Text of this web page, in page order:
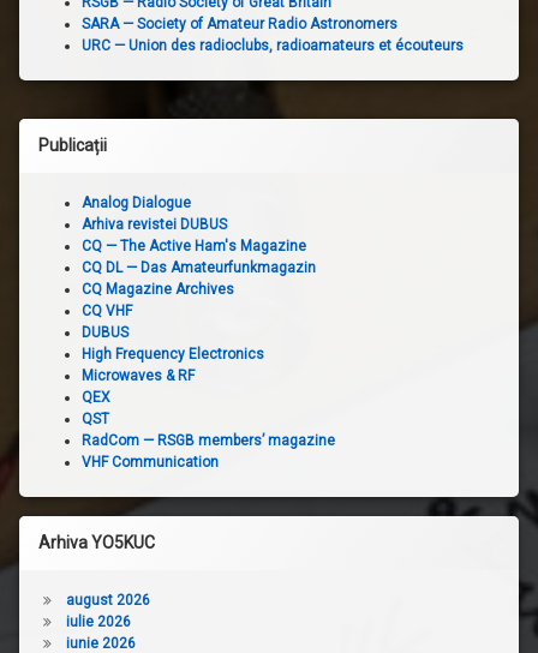
SARA — Society of Amateur Radio Astronomers
URC — Union des radioclubs, radioamateurs et écouteurs
Publicații
Analog Dialogue
Arhiva revistei DUBUS
CQ — The Active Ham's Magazine
CQ DL — Das Amateurfunkmagazin
CQ Magazine Archives
CQ VHF
DUBUS
High Frequency Electronics
Microwaves & RF
QEX
QST
RadCom — RSGB members’ magazine
VHF Communication
Arhiva YO5KUC
august 2026
iulie 2026
iunie 2026